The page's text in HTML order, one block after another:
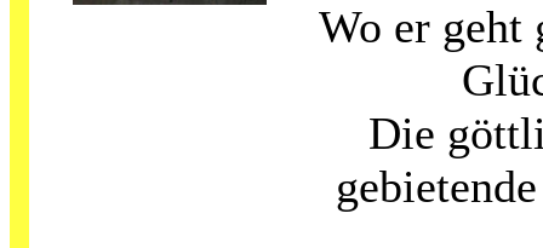
Wo er geht
Die